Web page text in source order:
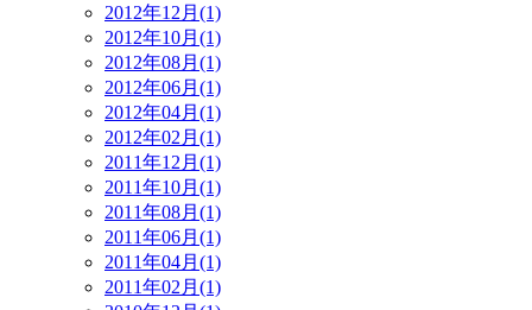
2012年12月(1)
2012年10月(1)
2012年08月(1)
2012年06月(1)
2012年04月(1)
2012年02月(1)
2011年12月(1)
2011年10月(1)
2011年08月(1)
2011年06月(1)
2011年04月(1)
2011年02月(1)